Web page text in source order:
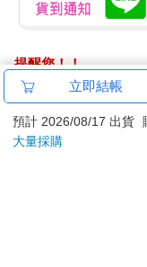
提醒您！！
金石堂及銀行均不會
ATM提款機，請不要
退換貨須知：
立即結帳
預計 2026/08/17 出貨
大量採購